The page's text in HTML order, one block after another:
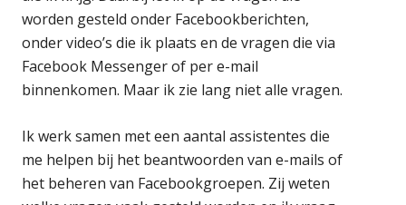
worden gesteld onder Facebookberichten,
onder video’s die ik plaats en de vragen die via
Facebook Messenger of per e-mail
binnenkomen. Maar ik zie lang niet alle vragen.
Ik werk samen met een aantal assistentes die
me helpen bij het beantwoorden van e-mails of
het beheren van Facebookgroepen. Zij weten